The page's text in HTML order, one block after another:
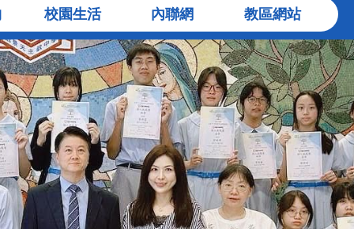
校園生活 內聯網 教區網站